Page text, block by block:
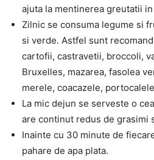
ajuta la mentinerea greutatii
Zilnic se consuma legume si
si verde. Astfel sunt
cartofii, castravetii, broccoli,
Bruxelles, mazarea, fasolea
merele, coacazele,
La mic dejun se serveste o
are continut redus de grasimi
Inainte cu 30 minute de
pahare de apa plata.